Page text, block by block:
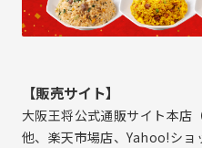
【販売サイト】
大阪王将公式通販サイト本店
他、楽天市場店、Yahoo!シ